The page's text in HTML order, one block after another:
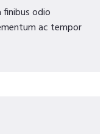
finibus odio
ac tempor